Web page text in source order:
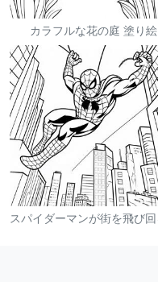
カラフルな花の庭 塗り絵